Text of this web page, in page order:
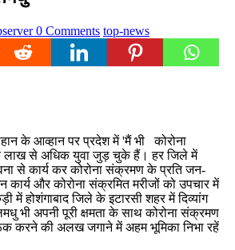
0 Comments top-news
के आव्हान पर प्रदेश में 'मैं भी कोरोना
लाख से अधिक युवा जुड़ चुके हैं। हर जिले में
से कार्य कर कोरोना संक्रमण के प्रति जन-
और कोरोना संक्रमित मरीजों को उपचार में
में होशंगाबाद जिले के इटारसी शहर में दिव्यांग
भी अपनी पूरी क्षमता के साथ कोरोना संक्रमण
करने की अलख जगाने में अहम भूमिका निभा रहें